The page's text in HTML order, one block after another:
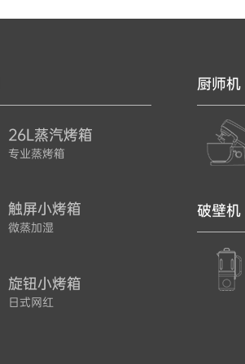
26L蒸汽烤箱
专业蒸烤箱
触屏小烤箱
微蒸加湿
旋钮小烤箱
日式网红
厨师机
破壁机